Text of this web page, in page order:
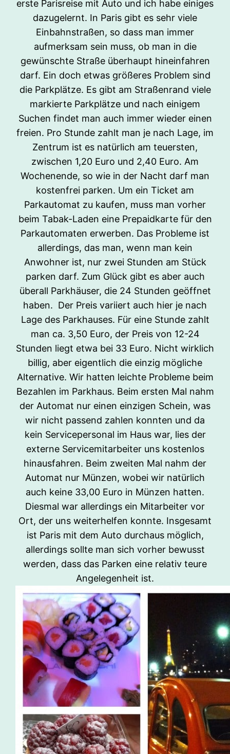
erste Parisreise mit Auto und ich habe einiges
dazugelernt. In Paris gibt es sehr viele
Einbahnstraßen, so dass man immer
aufmerksam sein muss, ob man in die
gewünschte Straße überhaupt hineinfahren
darf. Ein doch etwas größeres Problem sind
die Parkplätze. Es gibt am Straßenrand viele
markierte Parkplätze und nach einigem
Suchen findet man auch immer wieder einen
freien. Pro Stunde zahlt man je nach Lage, im
Zentrum ist es natürlich am teuersten,
zwischen 1,20 Euro und 2,40 Euro. Am
Wochenende, so wie in der Nacht darf man
kostenfrei parken. Um ein Ticket am
Parkautomat zu kaufen, muss man vorher
beim Tabak-Laden eine Prepaidkarte für den
Parkautomaten erwerben. Das Probleme ist
allerdings, das man, wenn man kein
Anwohner ist, nur zwei Stunden am Stück
parken darf. Zum Glück gibt es aber auch
überall Parkhäuser, die 24 Stunden geöffnet
haben. Der Preis variiert auch hier je nach
Lage des Parkhauses. Für eine Stunde zahlt
man ca. 3,50 Euro, der Preis von 12-24
Stunden liegt etwa bei 33 Euro. Nicht wirklich
billig, aber eigentlich die einzig mögliche
Alternative. Wir hatten leichte Probleme beim
Bezahlen im Parkhaus. Beim ersten Mal nahm
der Automat nur einen einzigen Schein, was
wir nicht passend zahlen konnten und da
kein Servicepersonal im Haus war, lies der
externe Servicemitarbeiter uns kostenlos
hinausfahren. Beim zweiten Mal nahm der
Automat nur Münzen, wobei wir natürlich
auch keine 33,00 Euro in Münzen hatten.
Diesmal war allerdings ein Mitarbeiter vor
Ort, der uns weiterhelfen konnte. Insgesamt
ist Paris mit dem Auto durchaus möglich,
allerdings sollte man sich vorher bewusst
werden, dass das Parken eine relativ teure
Angelegenheit ist.